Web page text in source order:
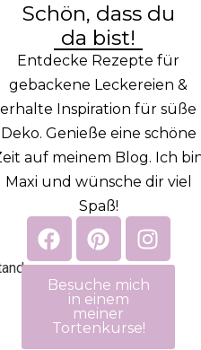
Schön, dass du
da bist!
Entdecke Rezepte für
gebackene Leckereien &
erhalte Inspiration für süße
Deko. Genieße eine schöne
auf meinem Blog. Ich
Maxi und wünsche dir viel
Spaß!
Besuche mich
in einem
meiner
Tortenkurse!